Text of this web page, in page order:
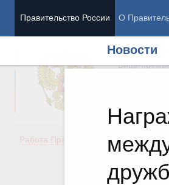
Правительство России О
Новости
Вице-
Работа Правительства